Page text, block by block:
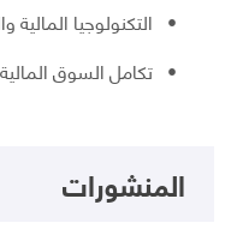
• التكنولوجيا المالية
• تكامل السوق المالية
المنشورات